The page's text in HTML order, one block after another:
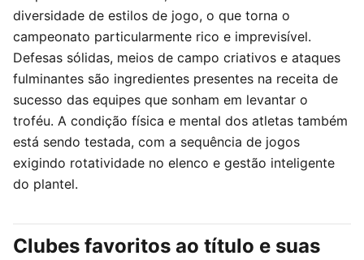
diversidade de estilos de jogo, o que torna o
campeonato particularmente rico e imprevisível.
Defesas sólidas, meios de campo criativos e ataques
fulminantes são ingredientes presentes na receita de
sucesso das equipes que sonham em levantar o
troféu. A condição física e mental dos atletas também
está sendo testada, com a sequência de jogos
exigindo rotatividade no elenco e gestão inteligente
do plantel.
Clubes favoritos ao título e suas